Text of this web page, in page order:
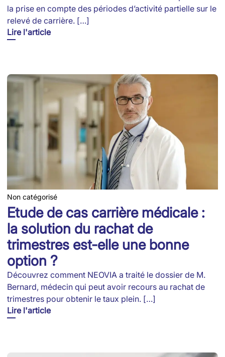
la prise en compte des périodes d’activité partielle sur le
relevé de carrière. […]
Lire l'article
Non catégorisé
Etude de cas carrière médicale :
la solution du rachat de
trimestres est-elle une bonne
option ?
Découvrez comment NEOVIA a traité le dossier de M.
Bernard, médecin qui peut avoir recours au rachat de
trimestres pour obtenir le taux plein. […]
Lire l'article